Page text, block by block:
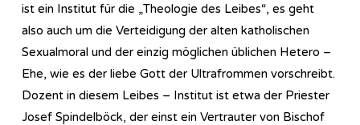
ist ein Institut für die „Theologie des Leibes“, es geht
also auch um die Verteidigung der alten katholischen
Sexualmoral und der einzig möglichen üblichen Hetero –
Ehe, wie es der liebe Gott der Ultrafrommen vorschreibt.
Dozent in diesem Leibes – Institut ist etwa der Priester
Josef Spindelböck, der einst ein Vertrauter von Bischof